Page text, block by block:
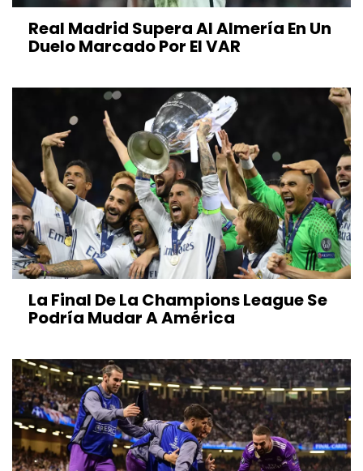
Real Madrid Supera Al Almería En Un
Duelo Marcado Por El VAR
La Final De La Champions League Se
Podría Mudar A América